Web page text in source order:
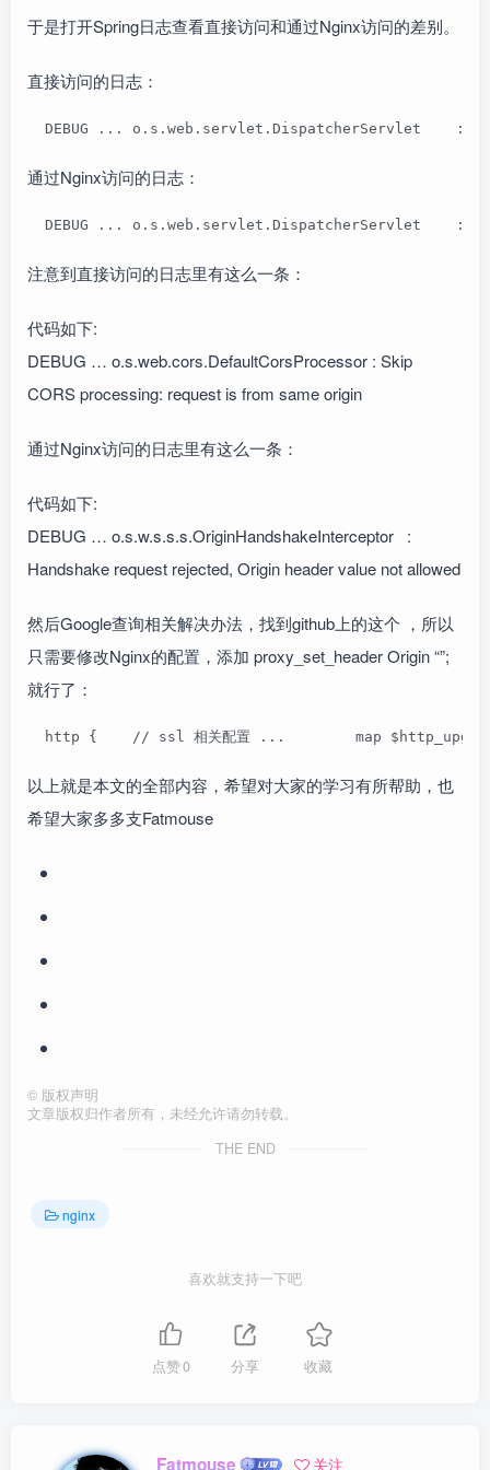
于是打开Spring日志查看直接访问和通过Nginx访问的差别。
直接访问的日志：
DEBUG ... o.s.web.servlet.DispatcherServlet    :
通过Nginx访问的日志：
DEBUG ... o.s.web.servlet.DispatcherServlet    :
注意到直接访问的日志里有这么一条：
代码如下:
DEBUG … o.s.web.cors.DefaultCorsProcessor : Skip
CORS processing: request is from same origin
通过Nginx访问的日志里有这么一条：
代码如下:
DEBUG … o.s.w.s.s.s.OriginHandshakeInterceptor :
Handshake request rejected, Origin header value not allowed
然后Google查询相关解决办法，找到github上的这个 ，所以
只需要修改Nginx的配置，添加 proxy_set_header Origin “”;
就行了：
http {    // ssl 相关配置 ...        map
以上就是本文的全部内容，希望对大家的学习有所帮助，也
希望大家多多支Fatmouse
© 版权声明
文章版权归作者所有，未经允许请勿转载。
THE END
nginx
喜欢就支持一下吧
点赞0 分享 收藏
Fatmouse 关注